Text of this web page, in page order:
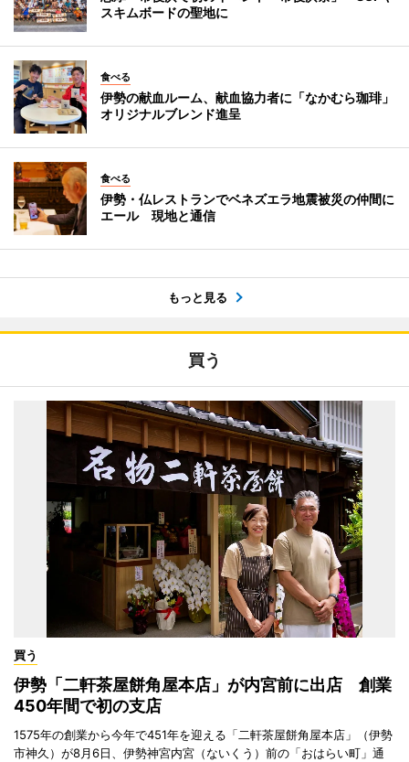
スキムボードの聖地に
食べる
伊勢の献血ルーム、献血協力者に「なかむら珈琲」
オリジナルブレンド進呈
食べる
伊勢・仏レストランでベネズエラ地震被災の仲間に
エール 現地と通信
もっと見る
買う
買う
伊勢「二軒茶屋餅角屋本店」が内宮前に出店 創業
450年間で初の支店
1575年の創業から今年で451年を迎える「二軒茶屋餅角屋本店」（伊勢
市神久）が8月6日、伊勢神宮内宮（ないくう）前の「おはらい町」通